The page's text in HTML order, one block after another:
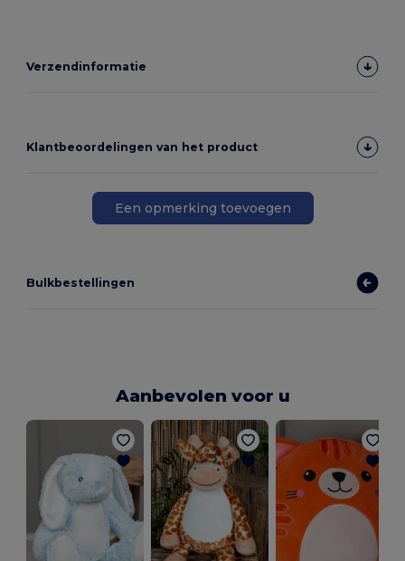
Verzendinformatie
Klantbeoordelingen van het product
Een opmerking toevoegen
Bulkbestellingen
Aanbevolen voor u